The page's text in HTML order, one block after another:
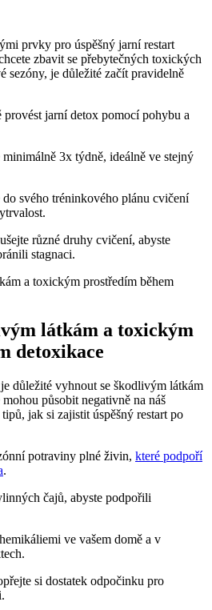
prvky pro úspěšný jarní restart
zbavit se přebytečných toxických
sezóny, je důležité začít pravidelně
jarní detox pomocí pohybu a
3x týdně, ideálně ve stejný
do svého tréninkového plánu cvičení
různé druhy cvičení, abyste
stagnaci.
látkám a toxickým
detoxikace
důležité vyhnout se škodlivým látkám
působit negativně na náš
jak si zajistit úspěšný restart po
potraviny plné živin, které podpoří
.
čajů, abyste podpořili
ve vašem domě a v
si dostatek odpočinku pro